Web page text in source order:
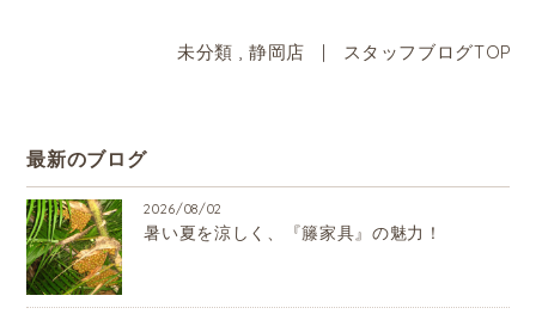
未分類 , 静岡店 | スタッフブログTOP
最新のブログ
2026/08/02
暑い夏を涼しく、『籐家具』の魅力！